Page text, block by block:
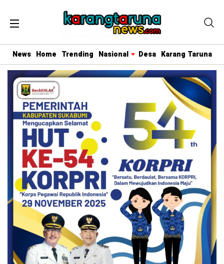
News Home Trending Nasional Desa Karang Taruna